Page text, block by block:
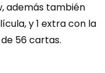
además también
y 1 extra con la
56 cartas.